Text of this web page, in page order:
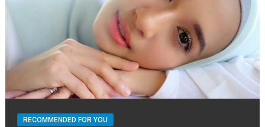
RECOMMENDED FOR YOU